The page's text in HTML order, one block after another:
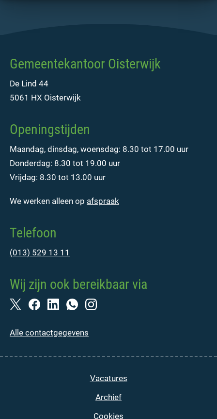
Gemeentekantoor Oisterwijk
De Lind 44
5061 HX Oisterwijk
Openingstijden
Maandag, dinsdag, woensdag: 8.30 tot 17.00 uur
Donderdag: 8.30 tot 19.00 uur
Vrijdag: 8.30 tot 13.00 uur
We werken alleen op afspraak
Telefoon
(013) 529 13 11
Wij zijn ook bereikbaar via
Alle contactgegevens
Vacatures
Archief
Cookies